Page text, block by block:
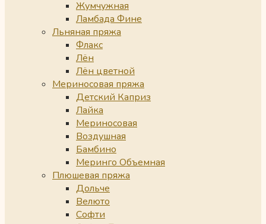
Жумчужная
Ламбада Фине
Льняная пряжа
Флакс
Лён
Лён цветной
Мериносовая пряжа
Детский Каприз
Лайка
Мериносовая
Воздушная
Бамбино
Меринго Объемная
Плюшевая пряжа
Дольче
Велюто
Софти